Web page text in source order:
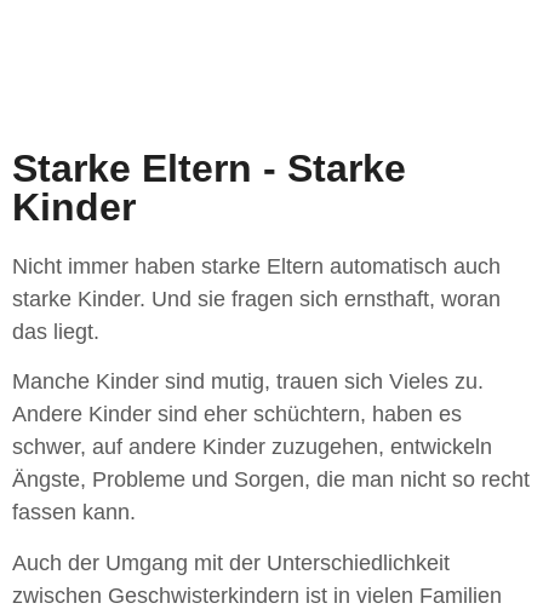
Starke Eltern - Starke
Kinder
Nicht immer haben starke Eltern automatisch auch
starke Kinder. Und sie fragen sich ernsthaft, woran
das liegt.
Manche Kinder sind mutig, trauen sich Vieles zu.
Andere Kinder sind eher schüchtern, haben es
schwer, auf andere Kinder zuzugehen, entwickeln
Ängste, Probleme und Sorgen, die man nicht so recht
fassen kann.
Auch der Umgang mit der Unterschiedlichkeit
zwischen Geschwisterkindern ist in vielen Familien